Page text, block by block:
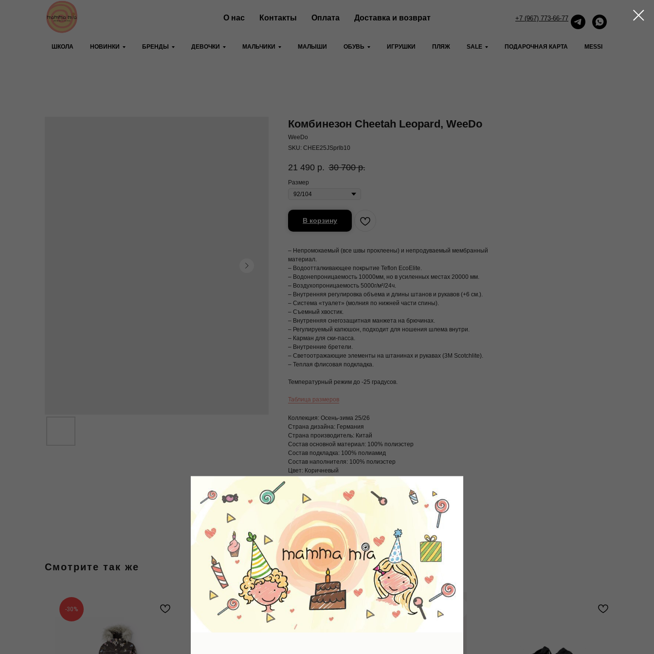
О нас Контакты Оплата Доставка и возврат +7 (967) 773-66-77
ШКОЛА НОВИНКИ БРЕНДЫ ДЕВОЧКИ МАЛЬЧИКИ МАЛЫШИ ОБУВЬ ИГРУШКИ ПЛЯЖ SALE ПОДАРОЧНАЯ КАРТА MESSI
Комбинезон Cheetah Leopard, WeeDo
WeeDo
SKU: CHEE25JSprlb10
21 490 р. 30 700 р.
Размер
В корзину
– Непромокаемый (все швы проклеены) и непродуваемый мембранный
материал.
– Водоотталкивающее покрытие Teflon EcoElite.
– Водонепроницаемость 10000мм, но в усиленных местах 20000 мм.
– Воздухопроницаемость 5000г/м²/24ч.
– Внутренняя регулировка объема и длины штанов и рукавов (+6 см.).
– Система «туалет» (молния по нижней части спины).
– Съемный хвостик.
– Внутренняя снегозащитная манжета на брючинах.
– Регулируемый капюшон, подходит для ношения шлема внутри.
– Карман для ски-пасса.
– Внутренние бретели.
– Светоотражающие элементы на штанинах и рукавах (3M Scotchlite).
– Теплая флисовая подкладка.
Температурный режим до -25 градусов.
Таблица размеров
Коллекция: Осень-зима 25/26
Страна дизайна: Германия
Страна производитель: Китай
Состав основной материал: 100% полиэстер
Состав подкладка: 100% полиамид
Состав наполнителя: 100% полиэстер
Цвет: Коричневый
Тип: Комбинезоны
Пол: Унисекс
Пол: Девочки
Пол: Мальчики
Смотрите так же
-30% NEW
LAST
SIZE